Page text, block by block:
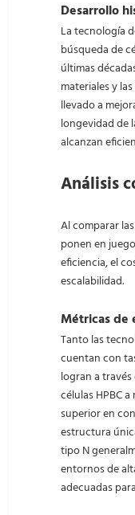
Desarrollo
La tecnología
búsqueda de
últimas
materiales y
llevado a
longevidad de
alcanzan
Análisis
Al comparar
ponen en
eficiencia, el
escalabilidad.
Métricas de
Tanto las
cuentan con
logran a
células HPBC
superior en
estructura
tipo N
entornos de
adecuadas